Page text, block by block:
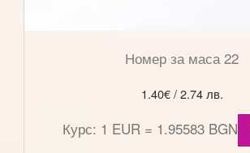
Номер за маса 22
1.40€/ 2.74 лв.
Курс: 1 EUR = 1.95583 BGN